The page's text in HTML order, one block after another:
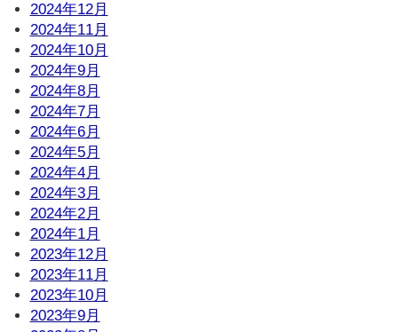
2024年12月
2024年11月
2024年10月
2024年9月
2024年8月
2024年7月
2024年6月
2024年5月
2024年4月
2024年3月
2024年2月
2024年1月
2023年12月
2023年11月
2023年10月
2023年9月